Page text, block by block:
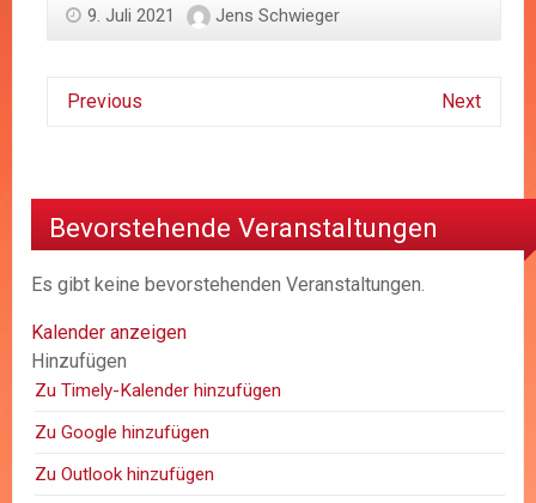
9. Juli 2021 Jens Schwieger
Previous Next
Bevorstehende Veranstaltungen
Es gibt keine bevorstehenden Veranstaltungen.
Kalender anzeigen
Hinzufügen
Zu Timely-Kalender hinzufügen
Zu Google hinzufügen
Zu Outlook hinzufügen